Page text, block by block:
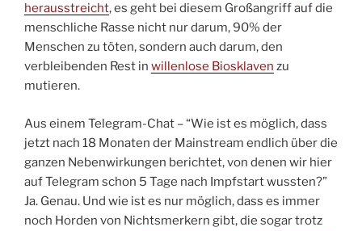
herausstreicht, es geht bei diesem Großangriff auf die
menschliche Rasse nicht nur darum, 90% der
Menschen zu töten, sondern auch darum, den
verbleibenden Rest in willenlose Biosklaven zu
mutieren.
Aus einem Telegram-Chat – “Wie ist es möglich, dass
jetzt nach 18 Monaten der Mainstream endlich über die
ganzen Nebenwirkungen berichtet, von denen wir hier
auf Telegram schon 5 Tage nach Impfstart wussten?”
Ja. Genau. Und wie ist es nur möglich, dass es immer
noch Horden von Nichtsmerkern gibt, die sogar trotz